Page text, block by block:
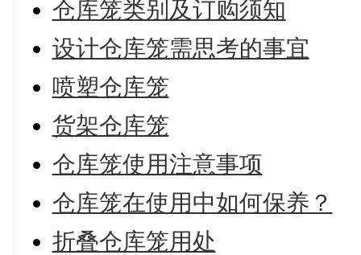
仓库笼类别及订购须知
设计仓库笼需思考的事宜
喷塑仓库笼
货架仓库笼
仓库笼使用注意事项
仓库笼在使用中如何保养？
折叠仓库笼用处